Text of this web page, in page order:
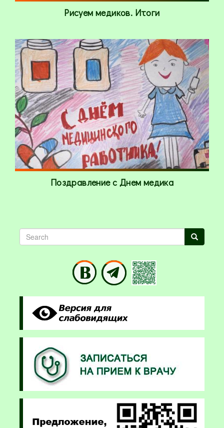
Рисуем медиков. Итоги
Поздравление с Днем медика
Search Search